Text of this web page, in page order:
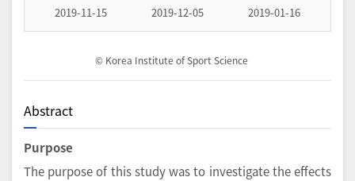
2019-11-15
2019-12-05
2019-01-16
© Korea Institute of Sport Science
Abstract
Purpose
The purpose of this study was to investigate the effects